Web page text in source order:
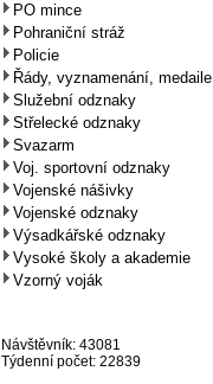
PO mince
Pohraniční stráž
Policie
Řády, vyznamenání, medaile
Služební odznaky
Střelecké odznaky
Svazarm
Voj. sportovní odznaky
Vojenské nášivky
Vojenské odznaky
Výsadkářské odznaky
Vysoké školy a akademie
Vzorný voják
Návštěvník: 43081
Týdenní počet: 22839